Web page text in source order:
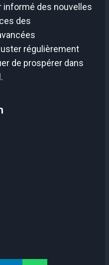
informé des nouvelles
des
régulièrement
de prospérer dans